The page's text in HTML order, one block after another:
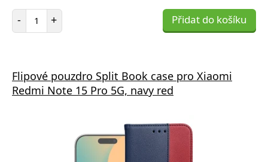
- Počet položek
+ Přidat do košíku
Flipové pouzdro Split Book case pro Xiaomi
Redmi Note 15 Pro 5G, navy red